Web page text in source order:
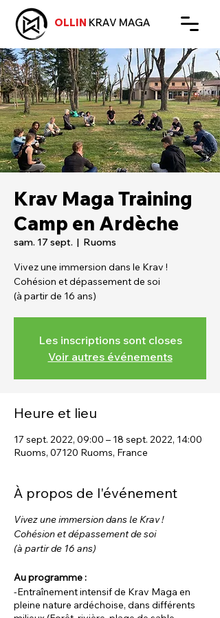
OLLIN KRAV MAGA
Krav Maga Training
Camp en Ardèche
sam. 17 sept.
  |
Ruoms
Vivez une immersion dans le Krav !
Cohésion et dépassement de soi
(à partir de 16 ans)
Les inscriptions sont closes
Voir autres événements
Heure et lieu
17 sept. 2022, 09:00 – 18 sept. 2022, 14:00
Ruoms, 07120 Ruoms, France
À propos de l'événement
Vivez une immersion dans le Krav !
Cohésion et dépassement de soi
(à partir de 16 ans)
Au programme :
-Entraînement intensif de Krav Maga en
pleine nature ardéchoise, dans différents